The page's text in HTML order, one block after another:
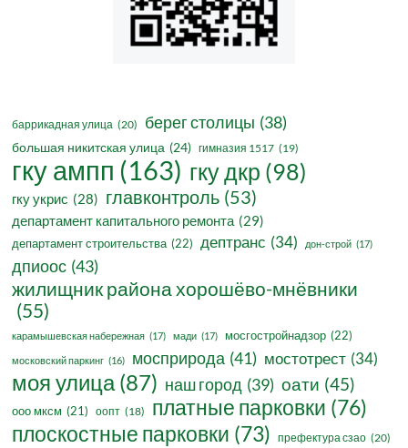
баррикадная улица (20) берег столицы (38)
большая никитская улица (24) гимназия 1517 (19)
гку ампп (163) гку дкр (98)
гку укрис (28) главконтроль (53)
департамент капитального ремонта (29)
департамент строительства (22) дептранс (34) дон-строй (17)
дпиоос (43)
жилищник района хорошёво-мнёвники
(55)
карамышевская набережная (17) мади (17) мосгостройнадзор (22)
московский паркинг (16) мосприрода (41) мостотрест (34)
моя улица (87) наш город (39) оати (45)
ооо мксм (21) оопт (18) платные парковки (76)
плоскостные парковки (73) префектура сзао (20)